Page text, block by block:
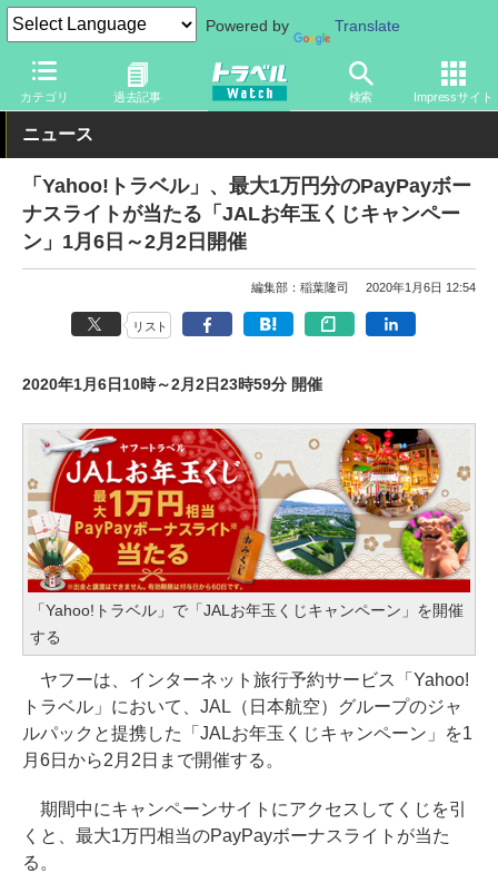
Powered by Translate
カテゴリ 過去記事 検索 Impressサイト
トラベル Watch 旅の情報 書籍・Web Webサイト
ニュース
「Yahoo!トラベル」、最大1万円分のPayPayボー
ナスライトが当たる「JALお年玉くじキャンペー
ン」1月6日～2月2日開催
編集部：稲葉隆司 2020年1月6日 12:54
リスト
2020年1月6日10時～2月2日23時59分 開催
「Yahoo!トラベル」で「JALお年玉くじキャンペーン」を開催
する
ヤフーは、インターネット旅行予約サービス「Yahoo!
トラベル」において、JAL（日本航空）グループのジャ
ルパックと提携した「JALお年玉くじキャンペーン」を1
月6日から2月2日まで開催する。
期間中にキャンペーンサイトにアクセスしてくじを引
くと、最大1万円相当のPayPayボーナスライトが当た
る。